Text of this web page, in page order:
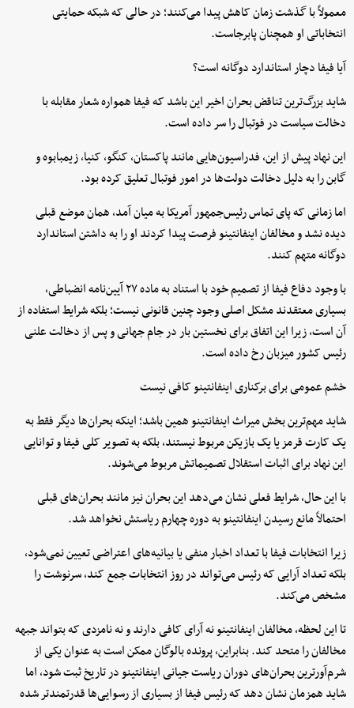
معمولاً با گذشت زمان کاهش پیدا می‌کنند؛ در حالی که شبکه حمایتی
انتخاباتی او همچنان پابرجاست.
آیا فیفا دچار استاندارد دوگانه است؟
شاید بزرگ‌ترین تناقض بحران اخیر این باشد که فیفا همواره شعار مقابله با
دخالت سیاست در فوتبال را سر داده است.
این نهاد پیش از این، فدراسیون‌هایی مانند پاکستان، کنگو، کنیا، زیمبابوه و
گابن را به دلیل دخالت دولت‌ها در امور فوتبال تعلیق کرده بود.
اما زمانی که پای تماس رئیس‌جمهور آمریکا به میان آمد، همان موضع قبلی
دیده نشد و مخالفان اینفانتینو فرصت پیدا کردند او را به داشتن استاندارد
دوگانه متهم کنند.
با وجود دفاع فیفا از تصمیم خود با استناد به ماده ۲۷ آیین‌نامه انضباطی،
بسیاری معتقدند مشکل اصلی وجود چنین قانونی نیست؛ بلکه شرایط استفاده از
آن است، زیرا این اتفاق برای نخستین بار در جام جهانی و پس از دخالت علنی
رئیس کشور میزبان رخ داده است.
خشم عمومی برای برکناری اینفانتینو کافی نیست
شاید مهم‌ترین بخش میراث اینفانتینو همین باشد؛ اینکه بحران‌ها دیگر فقط به
یک کارت قرمز یا یک بازیکن مربوط نیستند، بلکه به تصویر کلی فیفا و توانایی
این نهاد برای اثبات استقلال تصمیماتش مربوط می‌شوند.
با این حال، شرایط فعلی نشان می‌دهد این بحران نیز مانند بحران‌های قبلی
احتمالاً مانع رسیدن اینفانتینو به دوره چهارم ریاستش نخواهد شد.
زیرا انتخابات فیفا با تعداد اخبار منفی یا بیانیه‌های اعتراضی تعیین نمی‌شود،
بلکه تعداد آرایی که رئیس می‌تواند در روز انتخابات جمع کند، سرنوشت را
مشخص می‌کند.
تا این لحظه، مخالفان اینفانتینو نه آرای کافی دارند و نه نامزدی که بتواند جبهه
مخالفان را متحد کند. بنابراین، پرونده بالوگان ممکن است به عنوان یکی از
شرم‌آورترین بحران‌های دوران ریاست جیانی اینفانتینو در تاریخ ثبت شود، اما
شاید همزمان نشان دهد که رئیس فیفا از بسیاری از رسوایی‌ها قدرتمندتر شده